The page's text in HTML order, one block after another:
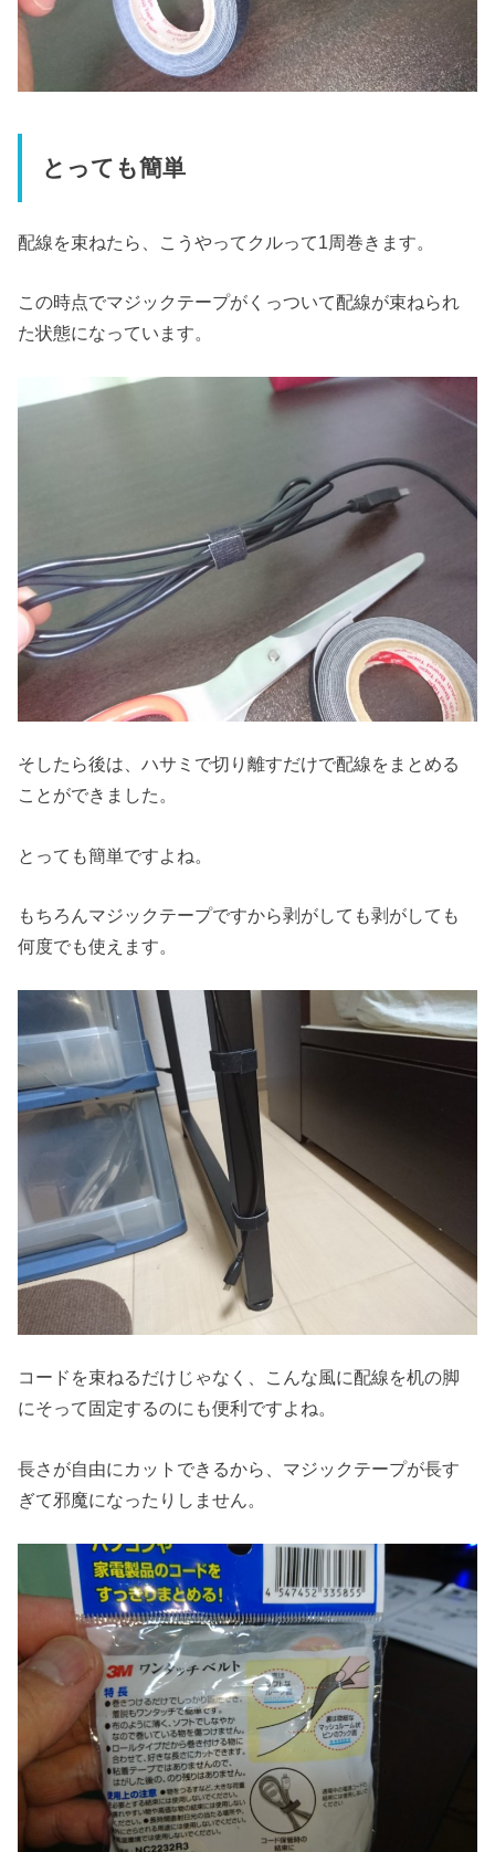
とっても簡単
配線を束ねたら、こうやってクルって1周巻きます。
この時点でマジックテープがくっついて配線が束ねられ
た状態になっています。
そしたら後は、ハサミで切り離すだけで配線をまとめる
ことができました。
とっても簡単ですよね。
もちろんマジックテープですから剥がしても剥がしても
何度でも使えます。
コードを束ねるだけじゃなく、こんな風に配線を机の脚
にそって固定するのにも便利ですよね。
長さが自由にカットできるから、マジックテープが長す
ぎて邪魔になったりしません。